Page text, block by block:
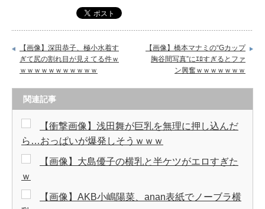
【画像】深田恭子、極小水着す
ぎて尻の割れ目が見えてる件ｗ
ｗｗｗｗｗｗｗｗｗｗｗ
【画像】橋本マナミの“Gカップ
胸谷間写真”にｴﾛすぎるとファ
ン興奮ｗｗｗｗｗｗｗ
関連記事
【衝撃画像】浅田舞が巨乳を無理に押し込んだ
ら…おっぱいが爆発しそうｗｗｗ
【画像】大島優子の横乳と半ケツがエロすぎた
ｗ
【画像】AKB小嶋陽菜、anan表紙でノーブラ横